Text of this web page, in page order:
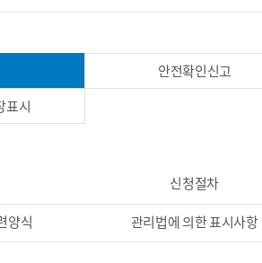
안전확인신고
표시
신청절차
양식
관리법에 의한 표시사항